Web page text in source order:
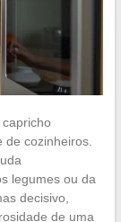
cozinheiros.
legumes ou da
decisivo,
de uma